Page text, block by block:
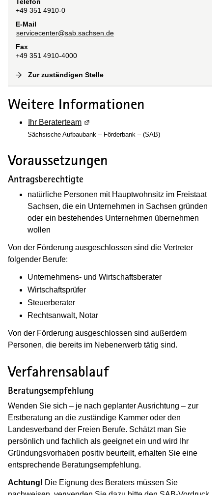
+49 351 4910-0
E-Mail
servicecenter@sab.sachsen.de
Fax
+49 351 4910-4000
Zur zuständigen Stelle
Weitere Informationen
Ihr Beraterteam (Wird in einem neuen Fenster geöffnet)
Sächsische Aufbaubank – Förderbank – (SAB)
Voraussetzungen
Antragsberechtigte
natürliche Personen mit Hauptwohnsitz im Freistaat
Sachsen, die ein Unternehmen in Sachsen gründen
oder ein bestehendes Unternehmen übernehmen
wollen
Von der Förderung ausgeschlossen sind die Vertreter
folgender Berufe:
Unternehmens- und Wirtschaftsberater
Wirtschaftsprüfer
Steuerberater
Rechtsanwalt, Notar
Von der Förderung ausgeschlossen sind außerdem
Personen, die bereits im Nebenerwerb tätig sind.
Verfahrensablauf
Beratungsempfehlung
Wenden Sie sich – je nach geplanter Ausrichtung – zur
Erstberatung an die zuständige Kammer oder den
Landesverband der Freien Berufe. Schätzt man Sie
persönlich und fachlich als geeignet ein und wird Ihr
Gründungsvorhaben positiv beurteilt, erhalten Sie eine
entsprechende Beratungsempfehlung.
Achtung! Die Eignung des Beraters müssen Sie